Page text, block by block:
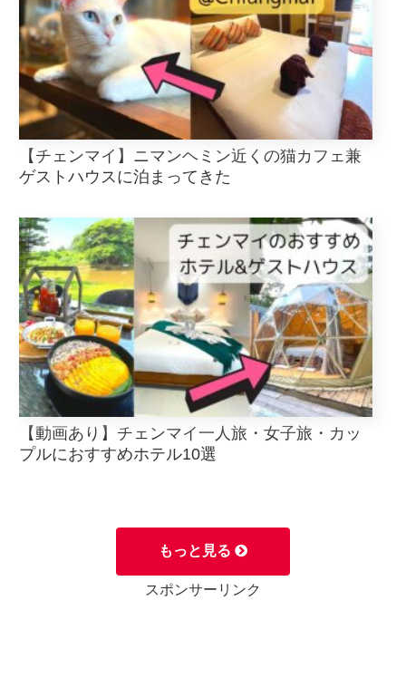
【チェンマイ】ニマンヘミン近くの猫カフェ兼
ゲストハウスに泊まってきた
【動画あり】チェンマイ一人旅・女子旅・カッ
プルにおすすめホテル10選
もっと見る
スポンサーリンク